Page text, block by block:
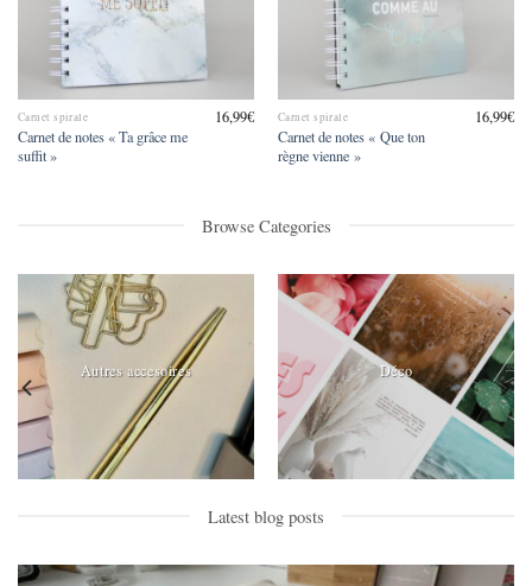
Carnet spirale
Carnet de notes « Ta grâce me
suffit »
16,99€ Carnet spirale
Carnet de notes « Que ton
règne vienne »
16,99€
Browse Categories
Autres accesoires Déco
Latest blog posts